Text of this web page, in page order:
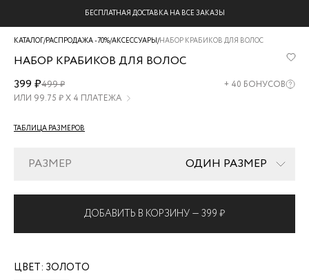
БЕСПЛАТНАЯ ДОСТАВКА НА ВСЕ ЗАКАЗЫ
КАТАЛОГ/РАСПРОДАЖА -70%/АКСЕССУАРЫ/НАБОР КРАБИКОВ ДЛЯ ВОЛОС
НАБОР КРАБИКОВ ДЛЯ ВОЛОС
ZR2605061302-
6
399 ₽499 ₽ + 40 БОНУСОВ
ИЛИ 99.75 ₽ Х 4 ПЛАТЕЖА
ТАБЛИЦА РАЗМЕРОВ
РАЗМЕР ОДИН РАЗМЕР
ДОБАВИТЬ В КОРЗИНУ — 399 ₽
ЦВЕТ: ЗОЛОТО